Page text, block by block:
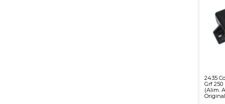
2435
Grf 250
(Alim.